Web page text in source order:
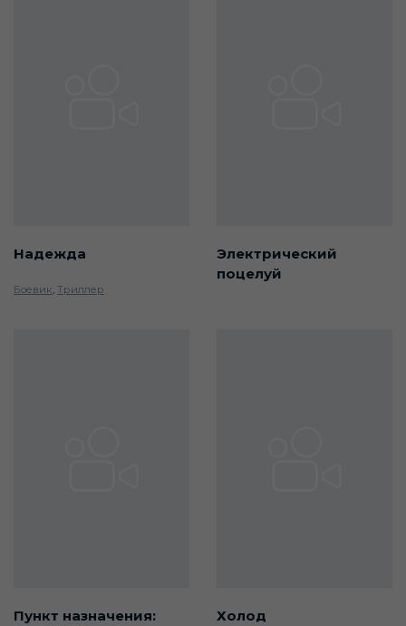
Надежда
Боевик, Триллер
Электрический
поцелуй
Пункт назначения:
Холод